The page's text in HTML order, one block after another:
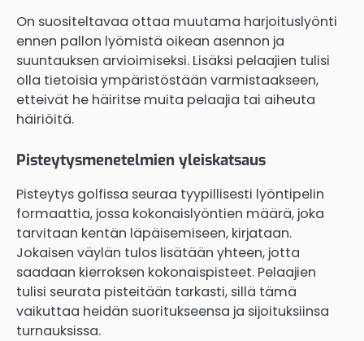
On suositeltavaa ottaa muutama harjoituslyönti
ennen pallon lyömistä oikean asennon ja
suuntauksen arvioimiseksi. Lisäksi pelaajien tulisi
olla tietoisia ympäristöstään varmistaakseen,
etteivät he häiritse muita pelaajia tai aiheuta
häiriöitä.
Pisteytysmenetelmien yleiskatsaus
Pisteytys golfissa seuraa tyypillisesti lyöntipelin
formaattia, jossa kokonaislyöntien määrä, joka
tarvitaan kentän läpäisemiseen, kirjataan.
Jokaisen väylän tulos lisätään yhteen, jotta
saadaan kierroksen kokonaispisteet. Pelaajien
tulisi seurata pisteitään tarkasti, sillä tämä
vaikuttaa heidän suoritukseensa ja sijoituksiinsa
turnauksissa.